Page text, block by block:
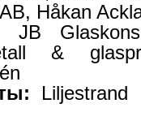
Håkan
JB
&
Liljestrand